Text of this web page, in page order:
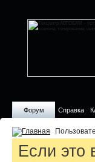
Форум Справка
Если это